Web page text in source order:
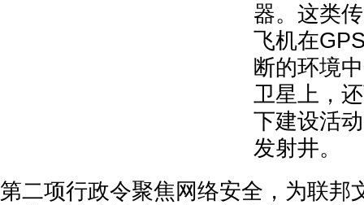
器。这类
飞机在
断的环境
卫星上，
下建设活
发射井。
第二项行政令聚焦网络安全，为联邦